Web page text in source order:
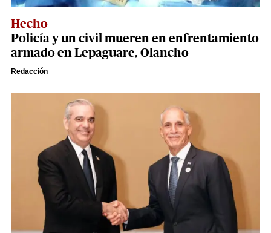
Hecho
Policía y un civil mueren en enfrentamiento
armado en Lepaguare, Olancho
Redacción